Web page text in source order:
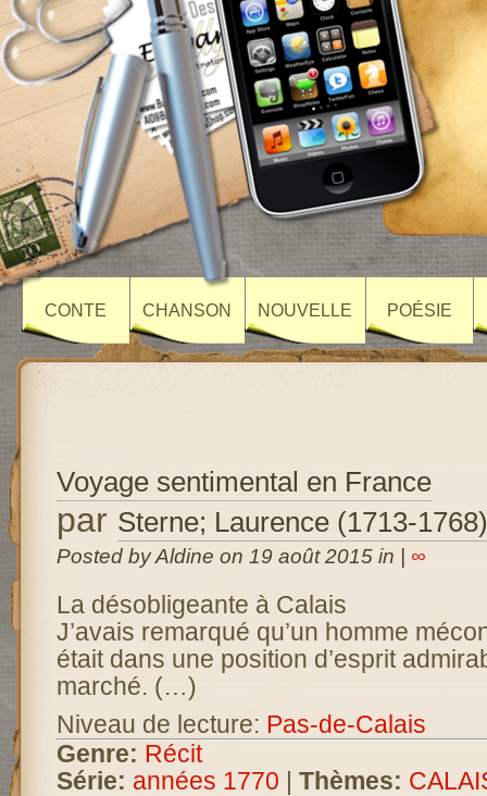
CONTE CHANSON NOUVELLE POÉSIE
Voyage sentimental en France
par Sterne; Laurence (1713-1768)
Posted by Aldine on 19 août 2015 in | ∞
La désobligeante à Calais
J’avais remarqué qu’un homme
était dans une position d’esprit
marché. (…)
Niveau de lecture: Pas-de-Calais
Genre: Récit
Série: années 1770 | Thèmes: